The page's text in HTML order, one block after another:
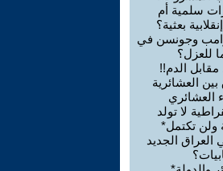
سلمية أم
بعثية؟
وجونسن في
للعزل؟
مقابل الدم!!
العشائرية
العشائري
لا تولد
ولن تكتمل*
الجديد